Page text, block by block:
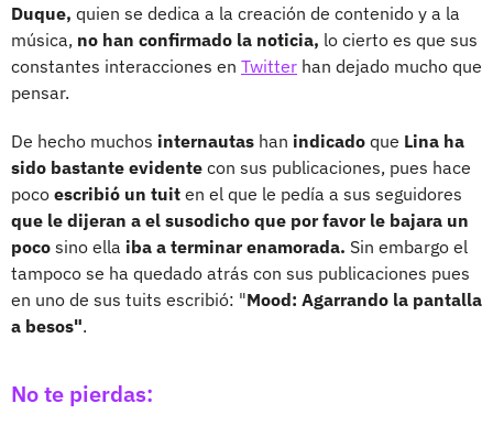
Duque, quien se dedica a la creación de contenido y a la
música, no han confirmado la noticia, lo cierto es que sus
constantes interacciones en Twitter han dejado mucho que
pensar.
De hecho muchos internautas han indicado que Lina ha
sido bastante evidente con sus publicaciones, pues hace
poco escribió un tuit en el que le pedía a sus seguidores
que le dijeran a el susodicho que por favor le bajara un
poco sino ella iba a terminar enamorada. Sin embargo el
tampoco se ha quedado atrás con sus publicaciones pues
en uno de sus tuits escribió: "Mood: Agarrando la pantalla
a besos".
No te pierdas: